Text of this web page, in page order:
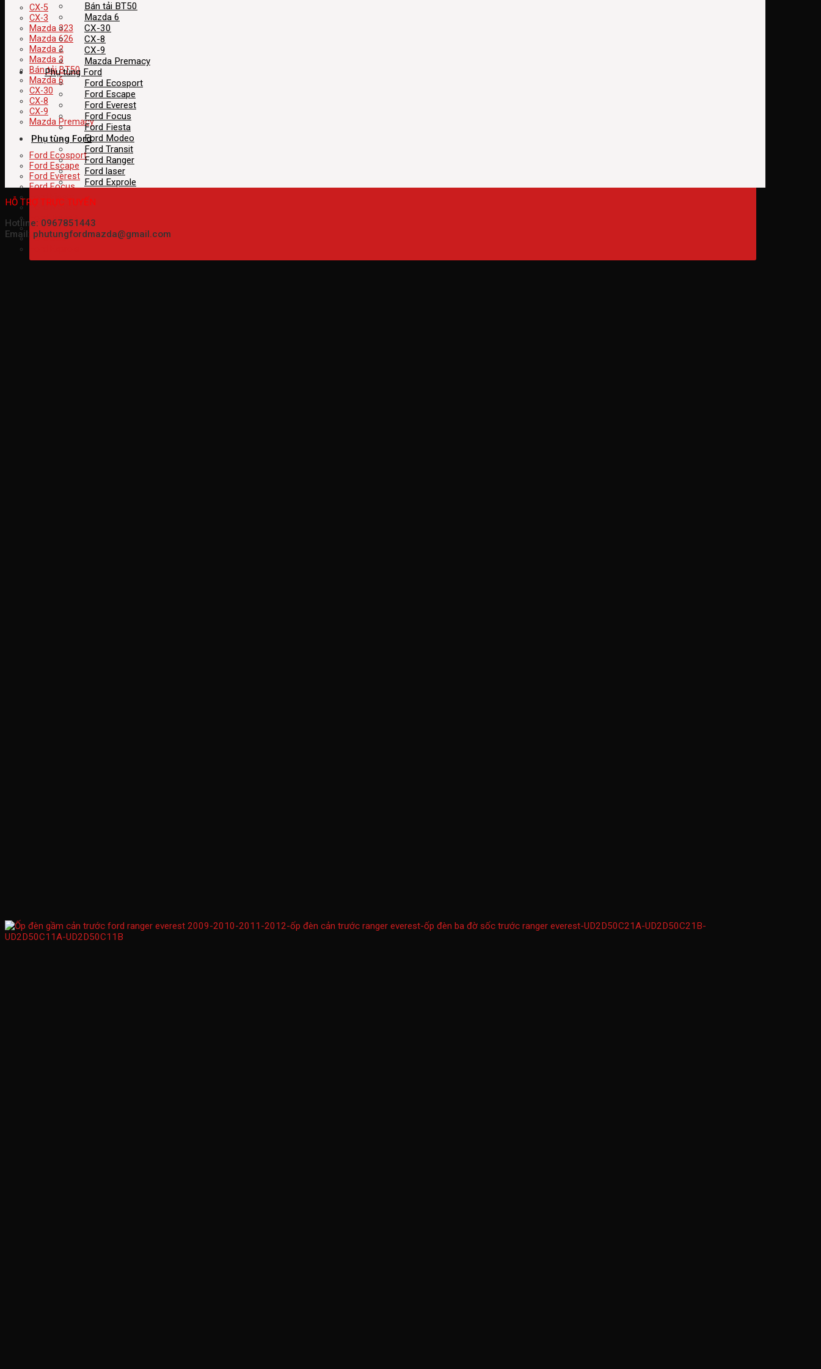
CX-5
CX-3
Mazda 323
Mazda 626
Mazda 2
Mazda 3
Bán tải BT50
Mazda 6
CX-30
CX-8
CX-9
Mazda Premacy
Phụ tùng Ford
Ford Ecosport
Ford Escape
Ford Everest
Ford Focus
Ford Fiesta
Ford Modeo
Ford Transit
Ford Ranger
Ford laser
Bán tải BT50
Mazda 6
CX-30
CX-8
CX-9
Mazda Premacy
Phụ tùng Ford
Ford Ecosport
Ford Escape
Ford Everest
Ford Focus
Ford Fiesta
Ford Modeo
Ford Transit
Ford Ranger
Ford laser
Ford Exprole
HỖ TRỢ TRỰC TUYẾN
Hotline: 0967851443
Email: phutungfordmazda@gmail.com